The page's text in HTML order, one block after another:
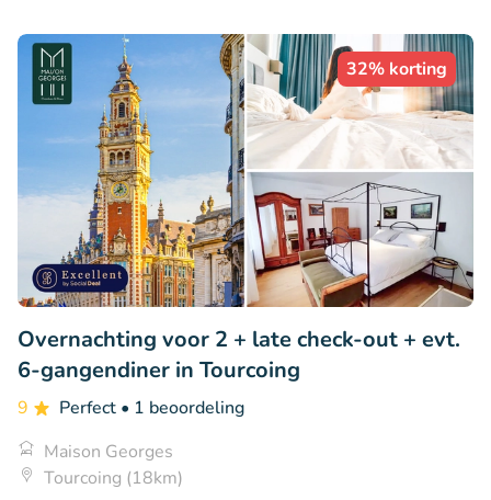
32% korting
Overnachting voor 2 + late check-out + evt.
6-gangendiner in Tourcoing
9 Perfect • 1 beoordeling
Maison Georges
Tourcoing (18km)